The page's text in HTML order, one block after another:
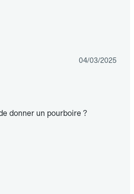
04/03/2025
donner un pourboire ?